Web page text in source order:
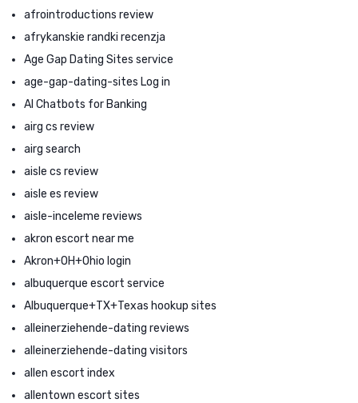
afrointroductions review
afrykanskie randki recenzja
Age Gap Dating Sites service
age-gap-dating-sites Log in
AI Chatbots for Banking
airg cs review
airg search
aisle cs review
aisle es review
aisle-inceleme reviews
akron escort near me
Akron+OH+Ohio login
albuquerque escort service
Albuquerque+TX+Texas hookup sites
alleinerziehende-dating reviews
alleinerziehende-dating visitors
allen escort index
allentown escort sites